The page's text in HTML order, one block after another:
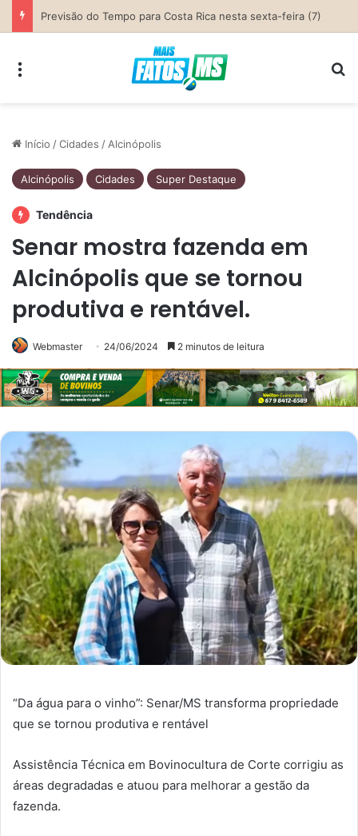
Início /Cidades / Alcinópolis
Alcinópolis Cidades Super Destaque
Tendência
Senar mostra fazenda em
Alcinópolis que se tornou
produtiva e rentável.
Webmaster 24/06/2024 2 minutos de leitura
“Da água para o vinho”: Senar/MS transforma propriedade
que se tornou produtiva e rentável
Assistência Técnica em Bovinocultura de Corte corrigiu as
áreas degradadas e atuou para melhorar a gestão da
fazenda.